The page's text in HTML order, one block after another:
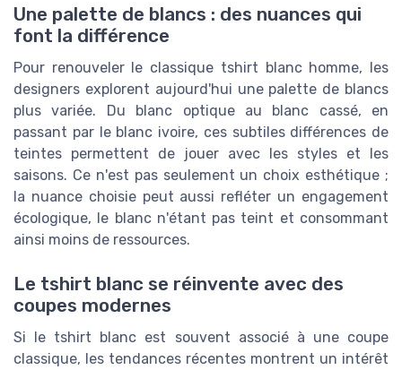
Une palette de blancs : des nuances qui
font la différence
Pour renouveler le classique tshirt blanc homme, les
designers explorent aujourd'hui une palette de blancs
plus variée. Du blanc optique au blanc cassé, en
passant par le blanc ivoire, ces subtiles différences de
teintes permettent de jouer avec les styles et les
saisons. Ce n'est pas seulement un choix esthétique ;
la nuance choisie peut aussi refléter un engagement
écologique, le blanc n'étant pas teint et consommant
ainsi moins de ressources.
Le tshirt blanc se réinvente avec des
coupes modernes
Si le tshirt blanc est souvent associé à une coupe
classique, les tendances récentes montrent un intérêt